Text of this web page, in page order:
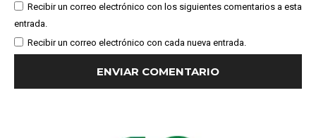
Recibir un correo electrónico con los siguientes comentarios a esta
entrada.
Recibir un correo electrónico con cada nueva entrada.